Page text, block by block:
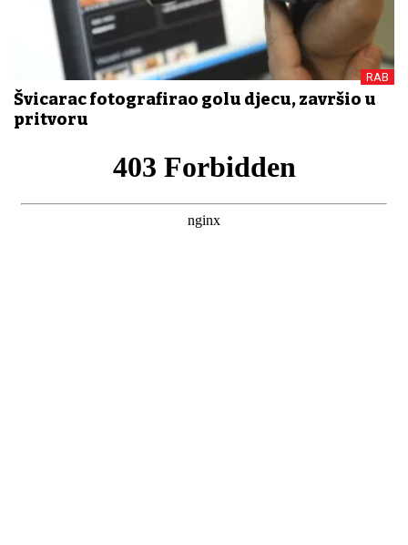
RAB
Švicarac fotografirao golu djecu, završio u
pritvoru